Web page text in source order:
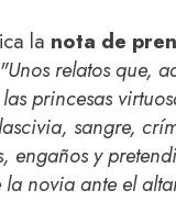
la nota de
"Unos relatos que,
princesas
sangre,
engaños y
novia ante el